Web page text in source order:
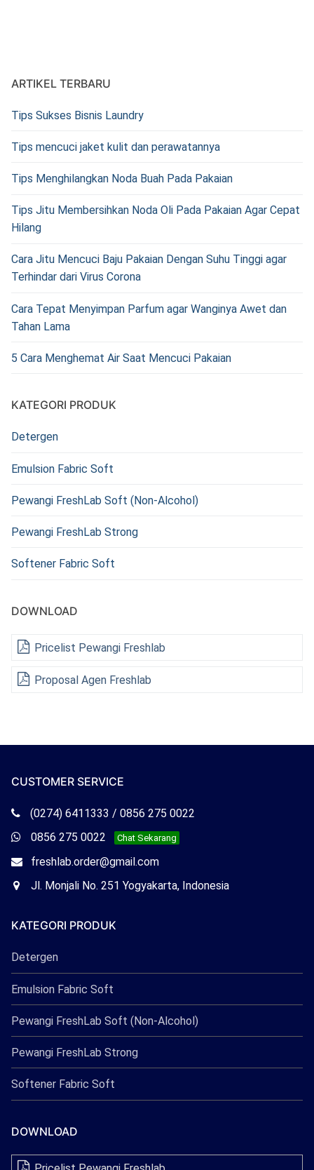
ARTIKEL TERBARU
Tips Sukses Bisnis Laundry
Tips mencuci jaket kulit dan perawatannya
Tips Menghilangkan Noda Buah Pada Pakaian
Tips Jitu Membersihkan Noda Oli Pada Pakaian Agar Cepat
Hilang
Cara Jitu Mencuci Baju Pakaian Dengan Suhu Tinggi agar
Terhindar dari Virus Corona
Cara Tepat Menyimpan Parfum agar Wanginya Awet dan
Tahan Lama
5 Cara Menghemat Air Saat Mencuci Pakaian
KATEGORI PRODUK
Detergen
Emulsion Fabric Soft
Pewangi FreshLab Soft (Non-Alcohol)
Pewangi FreshLab Strong
Softener Fabric Soft
DOWNLOAD
Pricelist Pewangi Freshlab
Proposal Agen Freshlab
CUSTOMER SERVICE
Telepon
Freshlab
(0274) 6411333 / 0856 275 0022
Whatsapp
Freshlab
0856 275 0022 Chat Sekarang
Email
Freshlab
freshlab.order@gmail.com
OfficeJl. Monjali No. 251 Yogyakarta, Indonesia
KATEGORI PRODUK
Detergen
Emulsion Fabric Soft
Pewangi FreshLab Soft (Non-Alcohol)
Pewangi FreshLab Strong
Softener Fabric Soft
DOWNLOAD